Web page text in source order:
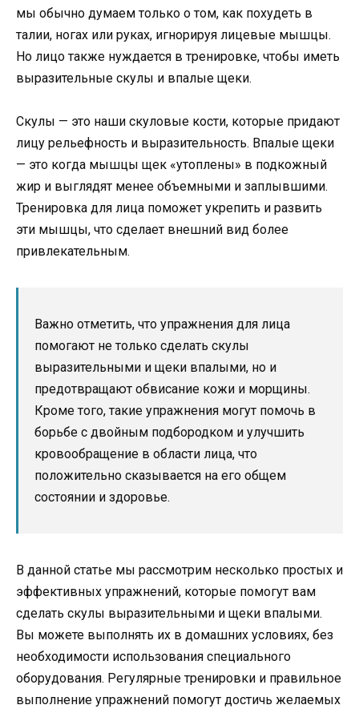
мы обычно думаем только о том, как похудеть в
талии, ногах или руках, игнорируя лицевые мышцы.
Но лицо также нуждается в тренировке, чтобы иметь
выразительные скулы и впалые щеки.
Скулы — это наши скуловые кости, которые придают
лицу рельефность и выразительность. Впалые щеки
— это когда мышцы щек «утоплены» в подкожный
жир и выглядят менее объемными и заплывшими.
Тренировка для лица поможет укрепить и развить
эти мышцы, что сделает внешний вид более
привлекательным.
Важно отметить, что упражнения для лица
помогают не только сделать скулы
выразительными и щеки впалыми, но и
предотвращают обвисание кожи и морщины.
Кроме того, такие упражнения могут помочь в
борьбе с двойным подбородком и улучшить
кровообращение в области лица, что
положительно сказывается на его общем
состоянии и здоровье.
В данной статье мы рассмотрим несколько простых и
эффективных упражнений, которые помогут вам
сделать скулы выразительными и щеки впалыми.
Вы можете выполнять их в домашних условиях, без
необходимости использования специального
оборудования. Регулярные тренировки и правильное
выполнение упражнений помогут достичь желаемых